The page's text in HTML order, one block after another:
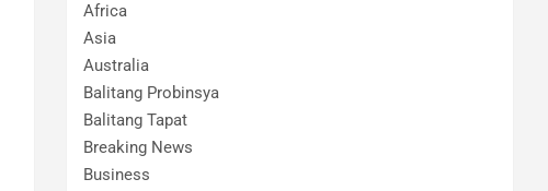
Africa
Asia
Australia
Balitang Probinsya
Balitang Tapat
Breaking News
Business